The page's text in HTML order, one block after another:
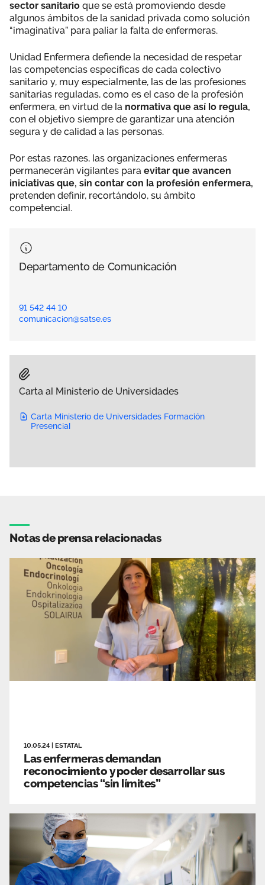
sector sanitario que se está promoviendo desde
algunos ámbitos de la sanidad privada como solución
“imaginativa” para paliar la falta de enfermeras.
Unidad Enfermera defiende la necesidad de respetar
las competencias específicas de cada colectivo
sanitario y, muy especialmente, las de las profesiones
sanitarias reguladas, como es el caso de la profesión
enfermera, en virtud de la normativa que así lo regula,
con el objetivo siempre de garantizar una atención
segura y de calidad a las personas.
Por estas razones, las organizaciones enfermeras
permanecerán vigilantes para evitar que avancen
iniciativas que, sin contar con la profesión enfermera,
pretenden definir, recortándolo, su ámbito
competencial.
Departamento de Comunicación
91 542 44 10
comunicacion@satse.es
Carta al Ministerio de Universidades
Carta Ministerio de Universidades Formación
Presencial
Notas de prensa relacionadas
10.05.24 ESTATAL
Las enfermeras demandan
reconocimiento y poder desarrollar sus
competencias “sin límites”